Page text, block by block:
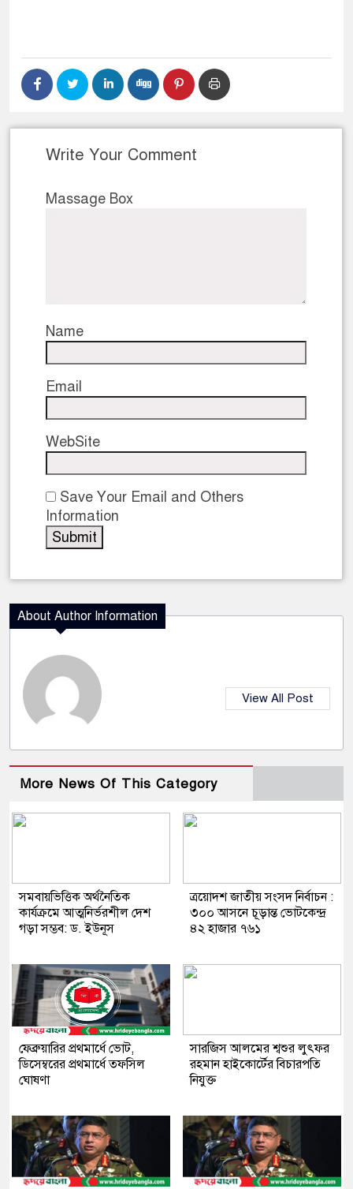
Write Your Comment
Massage Box
Name
Email
WebSite
Save Your Email and Others
Information
About Author Information
View All Post
More News Of This Category
সমবায়ভিত্তিক অর্থনৈতিক
কার্যক্রমে আত্মনির্ভরশীল দেশ
গড়া সম্ভব: ড. ইউনূস
ত্রয়োদশ জাতীয় সংসদ নির্বাচন :
৩০০ আসনে চূড়ান্ত ভোটকেন্দ্র
৪২ হাজার ৭৬১
ফেব্রুয়ারির প্রথমার্ধে ভোট,
ডিসেম্বরের প্রথমার্ধে তফসিল
ঘোষণা
সারজিস আলমের শ্বশুর লুৎফর
রহমান হাইকোর্টের বিচারপতি
নিযুক্ত